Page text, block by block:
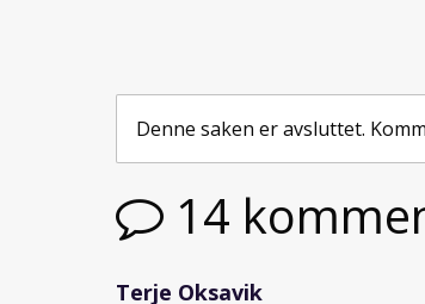
Denne saken er avsluttet.
14
Terje Oksavik